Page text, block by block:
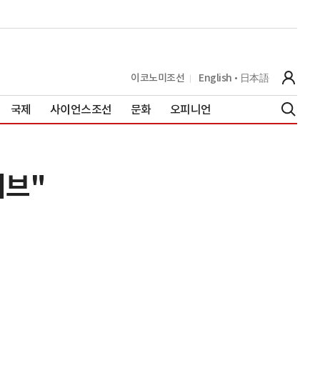
이코노미조선 English 日本語
국제 사이언스조선 문화 오피니언
브"